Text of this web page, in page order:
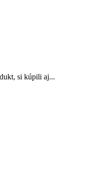
si kúpili aj...